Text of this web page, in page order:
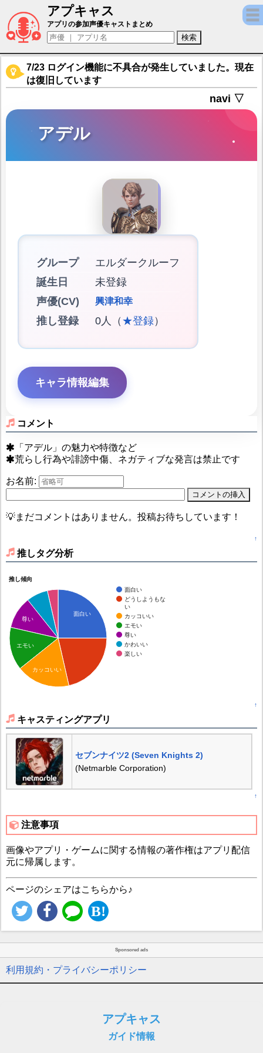
アプキャス
アデル（声優：興津和幸)【セブンナイツ2
アプリの参加声優キャストまとめ
7/23 ログイン機能に不具合が発生していました。現在
は復旧しています
navi ▽
アデル
グループ
エルダークルーフ
誕生日
未登録
声優(CV)
興津和幸
推し登録 0人（ ★登録）
キャラ情報編集
コメント
「アデル」の魅力や特徴など
荒らし行為や誹謗中傷、ネガティブな発言は禁止です
お名前:
💡まだコメントはありません。投稿お待ちしています！
↑
推しタグ分析
推し傾向
面白い
どうしようもな
い
カッコいい
エモい
尊い
かわいい
楽しい
面白い
尊い
エモい
カッコいい
↑
キャスティングアプリ
セブンナイツ2 (Seven Knights 2)
(Netmarble Corporation)
↑
注意事項
画像やアプリ・ゲームに関する情報の著作権はアプリ配信
元に帰属します。
ページのシェアはこちらから♪
Sponsored ads
利用規約・プライバシーポリシー
アプキャス
ガイド情報